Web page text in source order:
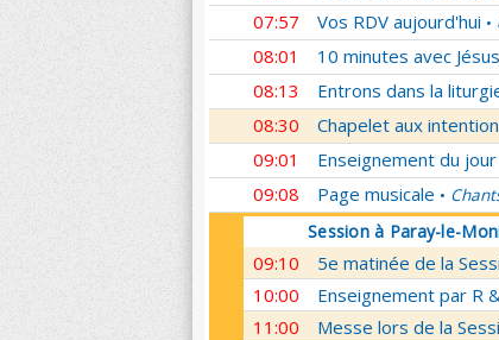
07:57 Vos RDV aujourd'hui •
08:01 10 minutes avec Jésus
08:13 Entrons dans la
08:30 Chapelet aux
09:01 Enseignement du jour
09:08 Page musicale •
Session à Paray-le-
09:10
5e matinée de la
10:00
Enseignement par R
11:00
Messe lors de la